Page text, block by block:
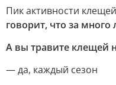
Пик активности
говорит, что за
А вы травите клещей
— да, каждый сезон